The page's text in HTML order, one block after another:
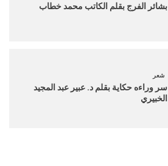
بشائر الفرج بقلم الكاتب محمد خطاب
شعر
سر وراءه حكاية بقلم د. عبير عبد المجيد
الخبيري